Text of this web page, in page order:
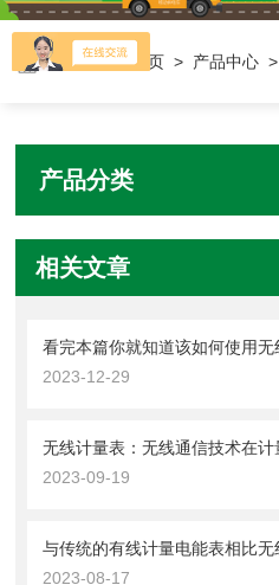
当前位置：首页 > 产品中心 >
产品分类
相关文章
看完本篇你就知道该如何使用无
2023-12-29
无线计量表：无线通信技术在计
2023-09-19
2023-08-17